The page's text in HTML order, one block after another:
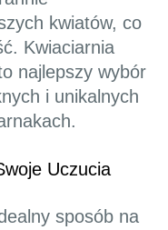
kwiatów, co
Kwiaciarnia
najlepszy wybór
i unikalnych
Uczucia
sposób na